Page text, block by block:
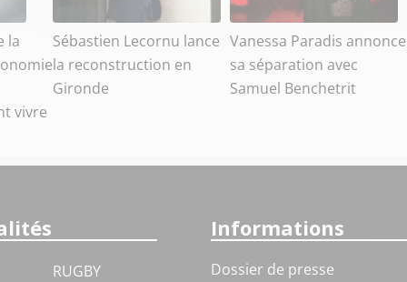
la
vivre
Sébastien Lecornu lance
la reconstruction en
Gironde
Vanessa Paradis annonce
sa séparation avec
Samuel Benchetrit
RUGBY
Informations
Dossier de presse